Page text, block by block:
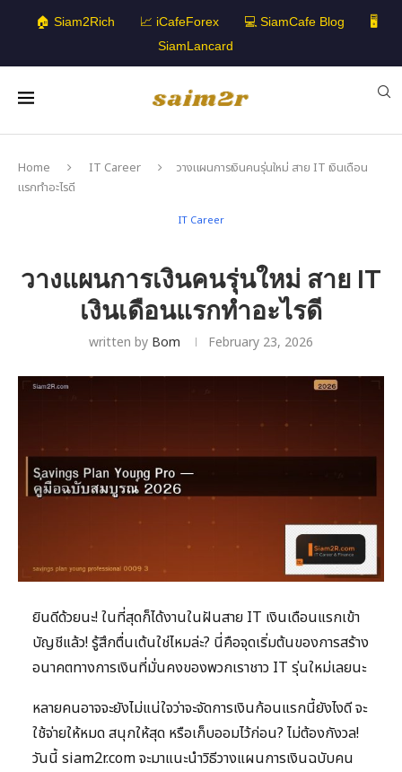
🏠 Siam2Rich 📈 iCafeForex 💻 SiamCafe Blog
🖥️
SiamLancard
Home IT Career
วางแผนการเงินคนรุ่นใหม่ สาย IT เงินเดือน
แรกทำอะไรดี
IT Career
วางแผนการเงินคนรุ่นใหม่ สาย IT
เงินเดือนแรกทำอะไรดี
written by Bom February 23, 2026
ยินดีด้วยนะ! ในที่สุดก็ได้งานในฝันสาย IT เงินเดือนแรกเข้า
บัญชีแล้ว! รู้สึกตื่นเต้นใช่ไหมล่ะ? นี่คือจุดเริ่มต้นของการสร้าง
อนาคตทางการเงินที่มั่นคงของพวกเราชาว IT รุ่นใหม่เลยนะ
หลายคนอาจจะยังไม่แน่ใจว่าจะจัดการเงินก้อนแรกนี้ยังไงดี จะ
ใช้จ่ายให้หมด สนุกให้สุด หรือเก็บออมไว้ก่อน? ไม่ต้องกังวล!
วันนี้ siam2r.com จะมาแนะนำวิธีวางแผนการเงินฉบับคน